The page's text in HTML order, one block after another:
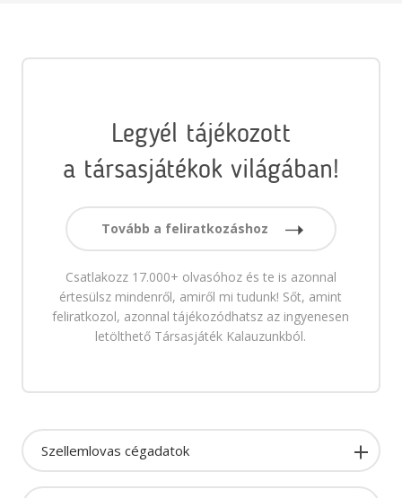
Legyél tájékozott
a társasjátékok világában!
Tovább a feliratkozáshoz
Csatlakozz 17.000+ olvasóhoz és te is azonnal
értesülsz mindenről, amiről mi tudunk! Sőt, amint
feliratkozol, azonnal tájékozódhatsz az ingyenesen
letölthető Társasjáték Kalauzunkból.
Szellemlovas cégadatok